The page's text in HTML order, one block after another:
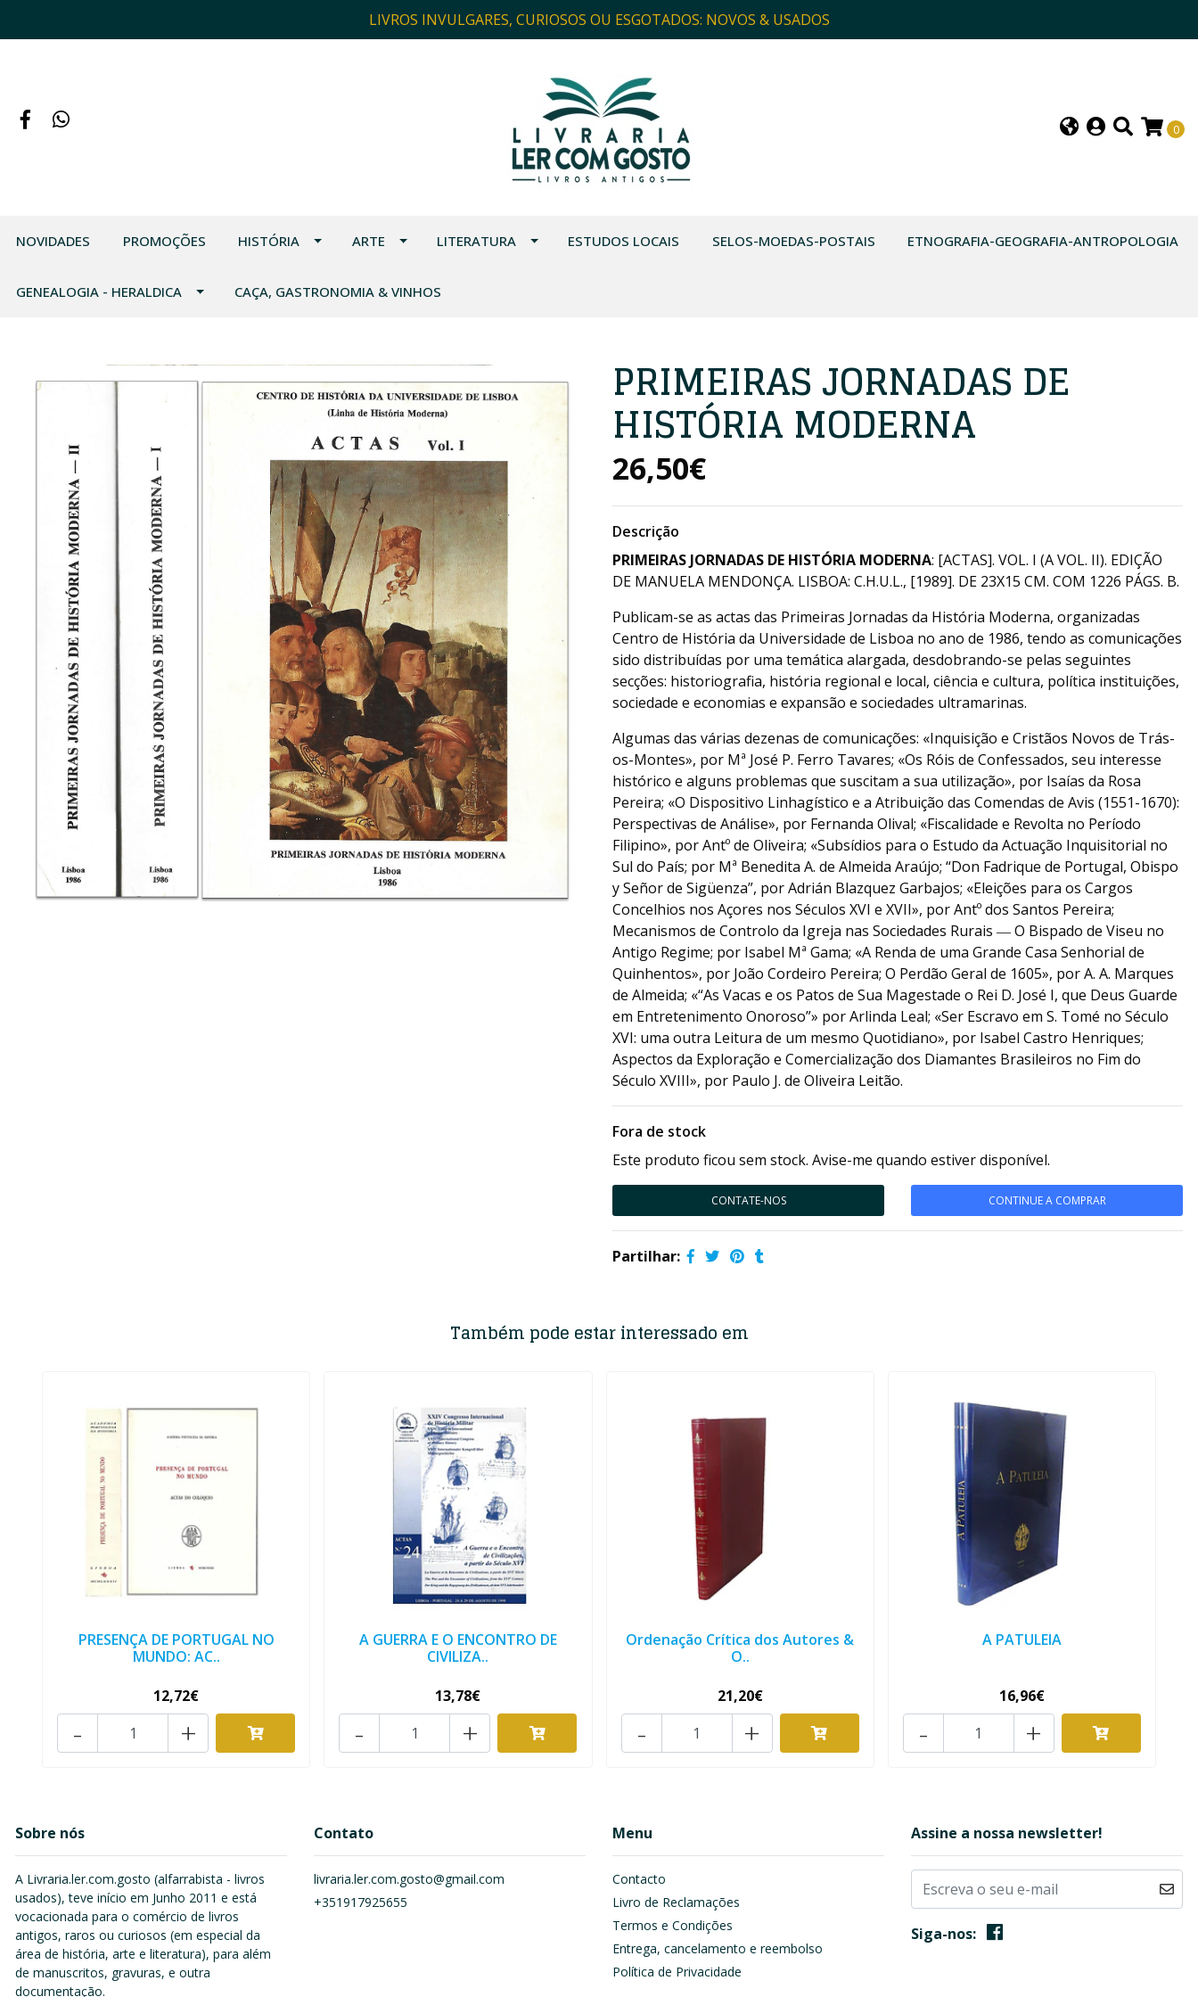
LIVROS INVULGARES, CURIOSOS OU ESGOTADOS: NOVOS & USADOS
0
NOVIDADES PROMOÇÕES HISTÓRIA ARTE LITERATURA ESTUDOS LOCAIS SELOS-MOEDAS-POSTAIS ETNOGRAFIA-GEOGRAFIA-ANTROPOLOGIA
GENEALOGIA - HERALDICA CAÇA, GASTRONOMIA & VINHOS
PRIMEIRAS JORNADAS DE
HISTÓRIA MODERNA
26,50€
Descrição
PRIMEIRAS JORNADAS DE HISTÓRIA MODERNA: [ACTAS]. VOL. I (A VOL. II). EDIÇÃO
DE MANUELA MENDONÇA. LISBOA: C.H.U.L., [1989]. DE 23X15 CM. COM 1226 PÁGS. B.
Publicam-se as actas das Primeiras Jornadas da História Moderna, organizadas
Centro de História da Universidade de Lisboa no ano de 1986, tendo as comunicações
sido distribuídas por uma temática alargada, desdobrando-se pelas seguintes
secções: historiografia, história regional e local, ciência e cultura, política instituições,
sociedade e economias e expansão e sociedades ultramarinas.
Algumas das várias dezenas de comunicações: «Inquisição e Cristãos Novos de Trás-
os-Montes», por Mª José P. Ferro Tavares; «Os Róis de Confessados, seu interesse
histórico e alguns problemas que suscitam a sua utilização», por Isaías da Rosa
Pereira; «O Dispositivo Linhagístico e a Atribuição das Comendas de Avis (1551-1670):
Perspectivas de Análise», por Fernanda Olival; «Fiscalidade e Revolta no Período
Filipino», por Antº de Oliveira; «Subsídios para o Estudo da Actuação Inquisitorial no
Sul do País; por Mª Benedita A. de Almeida Araújo; “Don Fadrique de Portugal, Obispo
y Señor de Sigüenza”, por Adrián Blazquez Garbajos; «Eleições para os Cargos
Concelhios nos Açores nos Séculos XVI e XVII», por Antº dos Santos Pereira;
Mecanismos de Controlo da Igreja nas Sociedades Rurais ― O Bispado de Viseu no
Antigo Regime; por Isabel Mª Gama; «A Renda de uma Grande Casa Senhorial de
Quinhentos», por João Cordeiro Pereira; O Perdão Geral de 1605», por A. A. Marques
de Almeida; «“As Vacas e os Patos de Sua Magestade o Rei D. José I, que Deus Guarde
em Entretenimento Onoroso”» por Arlinda Leal; «Ser Escravo em S. Tomé no Século
XVI: uma outra Leitura de um mesmo Quotidiano», por Isabel Castro Henriques;
Aspectos da Exploração e Comercialização dos Diamantes Brasileiros no Fim do
Século XVIII», por Paulo J. de Oliveira Leitão.
Fora de stock
Este produto ficou sem stock. Avise-me quando estiver disponível.
CONTATE-NOS CONTINUE A COMPRAR
Partilhar:
Também pode estar interessado em
PRESENÇA DE PORTUGAL NO
MUNDO: AC..
12,72€
+
-
A GUERRA E O ENCONTRO DE
CIVILIZA..
13,78€
+
-
Ordenação Crítica dos Autores &
O..
21,20€
+
-
A PATULEIA
16,96€
+
-
Sobre nós
A Livraria.ler.com.gosto (alfarrabista - livros
usados), teve início em Junho 2011 e está
vocacionada para o comércio de livros
antigos, raros ou curiosos (em especial da
área de história, arte e literatura), para além
de manuscritos, gravuras, e outra
documentação.
Contato
livraria.ler.com.gosto@gmail.com
+351917925655
Menu
Contacto
Livro de Reclamações
Termos e Condições
Entrega, cancelamento e reembolso
Política de Privacidade
Assine a nossa newsletter!
Siga-nos: